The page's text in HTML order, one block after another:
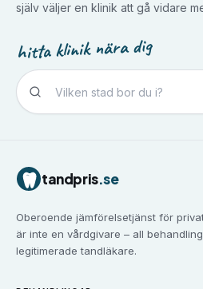
själv väljer en klinik att gå vidare
hitta klinik nära dig
Tandvård i
Tandvård iFalun
Tandvård i Göteborg
Tandvård iHalmstad
tandpris.se
Oberoende jämförelsetjänst för
är inte en vårdgivare – all
legitimerade tandläkare.